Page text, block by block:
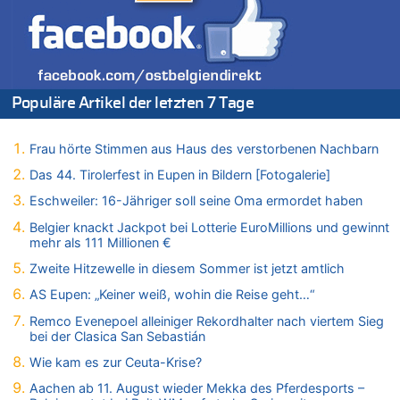
08.08.2026 - 20:32 von Joseph Meyer zu
Leipzig, Mechernich und die Frage: Wer steckt hinter den
Drohnen mit Strengstoff? War es Russland?
08.08.2026 - 20:20 von Joseph Meyer zu
Leipzig, Mechernich und die Frage: Wer steckt hinter den
Drohnen mit Strengstoff? War es Russland?
Zwölf Jahre nach Aachener Bankraub: 70-Jähriger gefasst
08.08.2026 - 20:17 von Russentrolle zu
Drohnen mit Strengstoff? War es Russland?
08.08.2026 - 20:16 von Dax zu
Wasserstand des Rheins in NRW so niedrig wie noch nie
08.08.2026 - 20:13 von Dax zu
Zweite Hitzewelle in diesem Sommer ist jetzt amtlich
08.08.2026 - 20:09 von Dax zu
Zweite Hitzewelle in diesem Sommer ist jetzt amtlich
08.08.2026 - 20:06 von Dax zu
Populäre Artikel der letzten 7 Tage
Frau hörte Stimmen aus Haus des verstorbenen Nachbarn
Das 44. Tirolerfest in Eupen in Bildern [Fotogalerie]
Eschweiler: 16-Jähriger soll seine Oma ermordet haben
Belgier knackt Jackpot bei Lotterie EuroMillions und gewinnt
mehr als 111 Millionen €
Zweite Hitzewelle in diesem Sommer ist jetzt amtlich
AS Eupen: „Keiner weiß, wohin die Reise geht…“
Remco Evenepoel alleiniger Rekordhalter nach viertem Sieg
bei der Clasica San Sebastián
Wie kam es zur Ceuta-Krise?
Aachen ab 11. August wieder Mekka des Pferdesports –